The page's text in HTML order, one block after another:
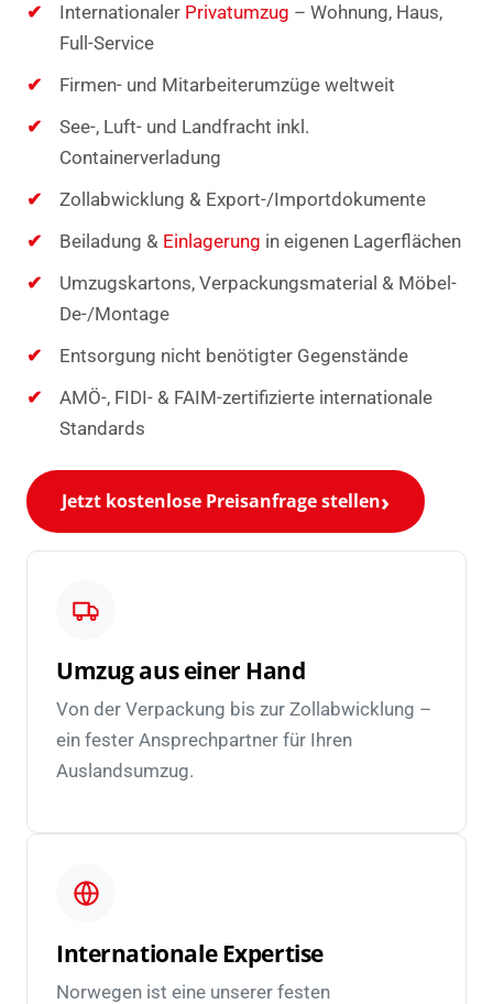
Internationaler Privatumzug – Wohnung, Haus,
Full-Service
Firmen- und Mitarbeiterumzüge weltweit
See-, Luft- und Landfracht inkl.
Containerverladung
Zollabwicklung & Export-/Importdokumente
Beiladung & Einlagerung in eigenen Lagerflächen
Umzugskartons, Verpackungsmaterial & Möbel-
De-/Montage
Entsorgung nicht benötigter Gegenstände
AMÖ-, FIDI- & FAIM-zertifizierte internationale
Standards
Jetzt kostenlose Preisanfrage stellen
Umzug aus einer Hand
Von der Verpackung bis zur Zollabwicklung –
ein fester Ansprechpartner für Ihren
Auslandsumzug.
Internationale Expertise
Norwegen ist eine unserer festen